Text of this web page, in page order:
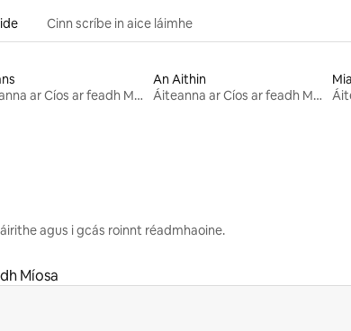
Cinn scríbe in aice láimhe
Áiteanna ar Cíos ar feadh Míosa
An Aithin
Áiteanna ar Cíos ar feadh Míosa
agus i gcás roinnt réadmhaoine.
Míosa